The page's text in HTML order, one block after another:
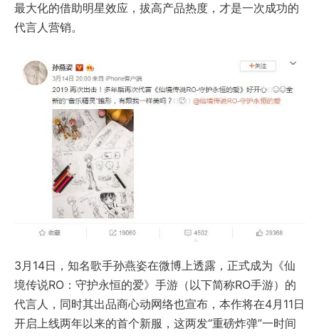
最大化的借助明星效应，拔高产品热度，才是一次成功的
代言人营销。
3月14日，知名歌手孙燕姿在微博上透露，正式成为《仙
境传说RO：守护永恒的爱》手游（以下简称RO手游）的
代言人，同时其出品商心动网络也宣布，本作将在4月11日
开启上线两年以来的首个新服，这两发“重磅炸弹”一时间